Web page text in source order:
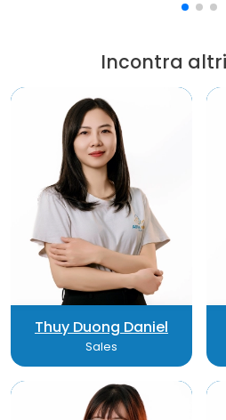
Incontra
Thuy Duong Daniel
Sales